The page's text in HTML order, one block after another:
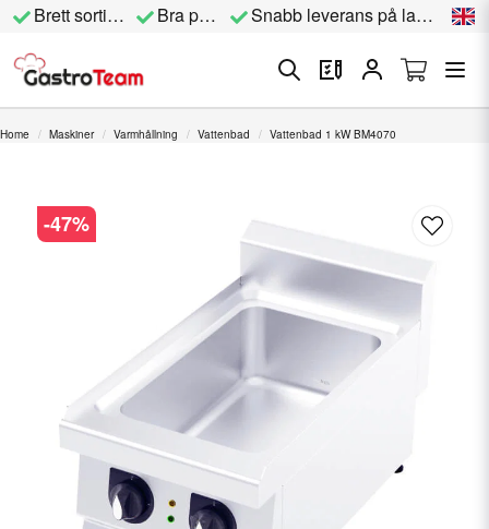
Brett sortiment Bra priser Snabb leverans på lagervara
Home Maskiner Varmhållning Vattenbad Vattenbad 1 kW BM4070
-47%